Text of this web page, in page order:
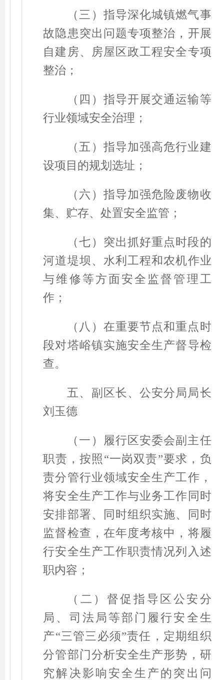
（三）指导深化城镇燃气事
故隐患突出问题专项整治，开展
自建房、房屋区政工程安全专项
整治；
（四）指导开展交通运输等
行业领域安全治理；
（五）指导加强高危行业建
设项目的规划选址；
（六）指导加强危险废物收
集、贮存、处置安全监管；
（七）突出抓好重点时段的
河道堤坝、水利工程和农机作业
与维修等方面安全监督管理工
作；
（八）在重要节点和重点时
段对塔峪镇实施安全生产督导检
查。
五、副区长、公安分局局长
刘玉德
（一）履行区安委会副主任
职责，按照 “一岗双责”要求，负
责分管行业领域安全生产工作，
将安全生产工作与业务工作同时
安排部署、同时组织实施、同时
监督检查，在年度考核中，将履
行安全生产工作职责情况列入述
职内容；
（二）督促指导区公安分
局、司法局等部门履行安全生
产“三管三必须”责任，定期组织
分管部门分析安全生产形势，研
究解决影响安全生产的突出问